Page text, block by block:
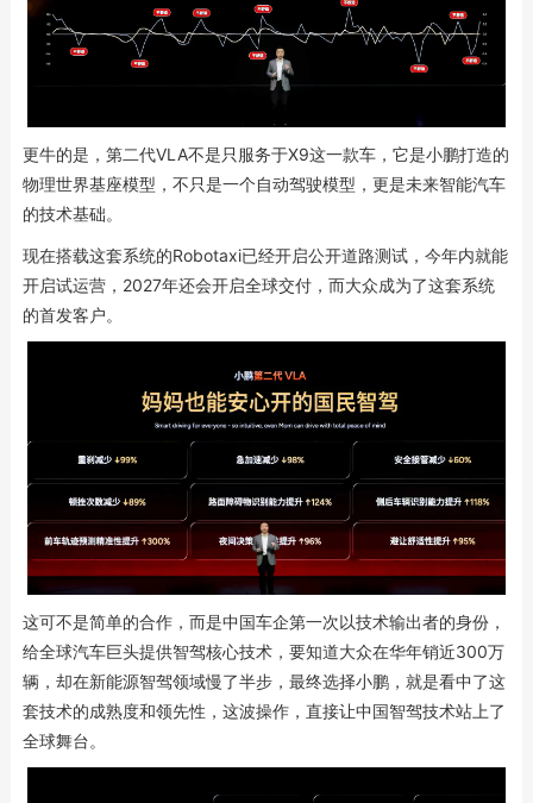
更牛的是，第二代VLA不是只服务于X9这一款车，它是小鹏打造的
物理世界基座模型，不只是一个自动驾驶模型，更是未来智能汽车
的技术基础。
现在搭载这套系统的Robotaxi已经开启公开道路测试，今年内就能
开启试运营，2027年还会开启全球交付，而大众成为了这套系统
的首发客户。
这可不是简单的合作，而是中国车企第一次以技术输出者的身份，
给全球汽车巨头提供智驾核心技术，要知道大众在华年销近300万
辆，却在新能源智驾领域慢了半步，最终选择小鹏，就是看中了这
套技术的成熟度和领先性，这波操作，直接让中国智驾技术站上了
全球舞台。